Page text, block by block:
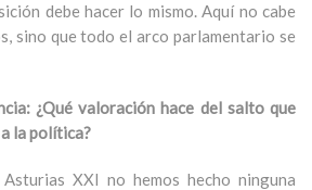
debe hacer lo mismo. Aquí no cabe
sino que todo el arco parlamentario se
¿Qué valoración hace del salto que
la política?
Asturias XXI no hemos hecho ninguna